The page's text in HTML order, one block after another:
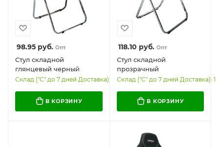
98.95 руб. Опт
Стул складной
глянцевый черный
BRABIX "Style CF-015",
пластик, 533248
Склад ("С" до 7 дней Доставка): 93
В КОРЗИНУ
118.10 руб. Опт
Стул складной
прозрачный
тонированный BRABIX
хромированный каркас,
пластик, 533247
Склад ("С" до 7 дней Доставка): 1
В КОРЗИНУ